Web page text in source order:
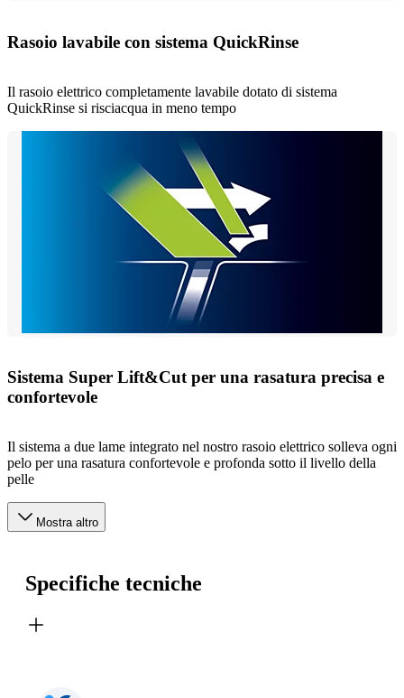
Rasoio lavabile con sistema QuickRinse
Il rasoio elettrico completamente lavabile dotato di sistema
QuickRinse si risciacqua in meno tempo
Sistema Super Lift&Cut per una rasatura precisa e
confortevole
Il sistema a due lame integrato nel nostro rasoio elettrico solleva ogni
pelo per una rasatura confortevole e profonda sotto il livello della
pelle
Mostra altro
Specifiche tecniche